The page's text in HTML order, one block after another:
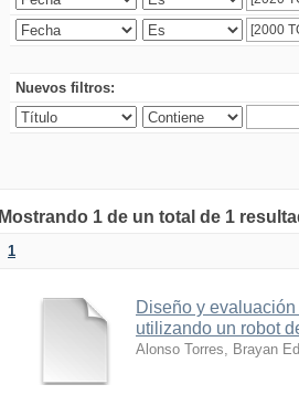
Nuevos filtros:
Mostrando 1 de un total de 1
1
Diseño y
utilizando un robot
Alonso Torres, Brayan